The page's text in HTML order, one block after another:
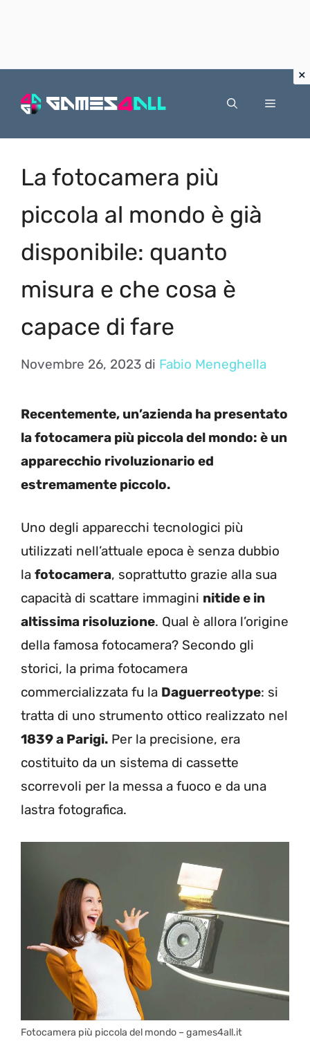
Menu
La fotocamera più
piccola al mondo è già
disponibile: quanto
misura e che cosa è
capace di fare
Novembre 26, 2023 di Fabio Meneghella
Recentemente, un’azienda ha presentato
la fotocamera più piccola del mondo: è un
apparecchio rivoluzionario ed
estremamente piccolo.
Uno degli apparecchi tecnologici più
utilizzati nell’attuale epoca è senza dubbio
la fotocamera, soprattutto grazie alla sua
capacità di scattare immagini nitide e in
altissima risoluzione. Qual è allora l’origine
della famosa fotocamera? Secondo gli
storici, la prima fotocamera
commercializzata fu la Daguerreotype: si
tratta di uno strumento ottico realizzato nel
1839 a Parigi. Per la precisione, era
costituito da un sistema di cassette
scorrevoli per la messa a fuoco e da una
lastra fotografica.
Fotocamera più piccola del mondo – games4all.it